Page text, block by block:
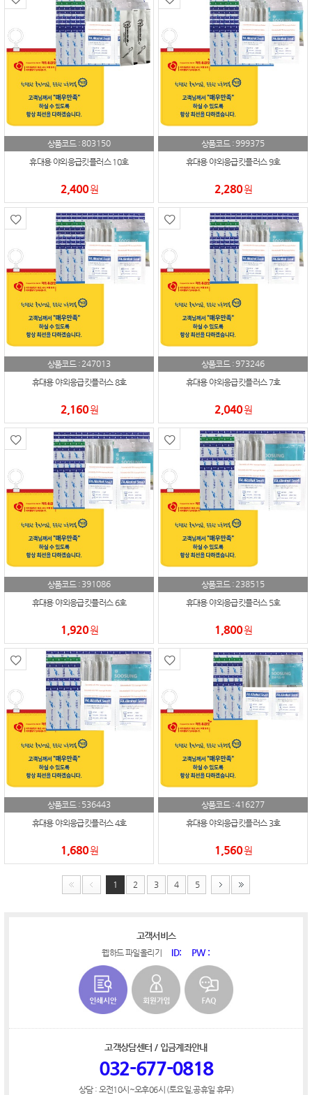
상품코드 :803150
휴대용 야외응급킷플러스 10호
2,400원
상품코드 :999375
휴대용 야외응급킷플러스 9호
2,280원
상품코드 :247013
휴대용 야외응급킷플러스 8호
2,160원
상품코드 :973246
휴대용 야외응급킷플러스 7호
2,040원
상품코드 : 391086
휴대용 야외응급킷플러스 6호
1,920원
상품코드 :238515
휴대용 야외응급킷플러스 5호
1,800원
상품코드 : 536443
휴대용 야외응급킷플러스 4호
1,680원
상품코드 :416277
휴대용 야외응급킷플러스 3호
1,560원
1 2 3 4 5
고객서비스
웹하드 파일올리기 ID: PW :
고객상담센터 / 입금계좌안내
032-677-0818
상담 : 오전10시~오후06시 (토요일,공휴일 휴무)